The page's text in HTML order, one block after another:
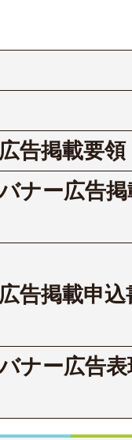
告掲載要領
ナー広告掲
告掲載申込
ナー広告表